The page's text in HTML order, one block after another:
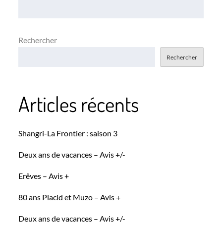
Rechercher
Rechercher
Articles récents
Shangri-La Frontier : saison 3
Deux ans de vacances – Avis +/-
Erêves – Avis +
80 ans Placid et Muzo – Avis +
Deux ans de vacances – Avis +/-